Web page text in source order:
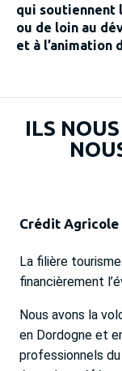
qui soutiennent
ou de loin au
et à
ILS
Crédit
La filière
financièrement
Nous avons la
en Dordogne et
professionnels